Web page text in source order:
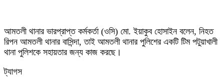
আমতলী থানার ভারপ্রাপ্ত কর্মকর্তা (ওসি) মো. ইয়াকুব হোসাইন বলেন, নিহত
রিপন আমতলী থানার বাসিন্দা, তাই আমতলী থানার পুলিশের একটি টিম পটুয়াখালী
থানা পুলিশকে সহায়তার জন্য কাজ করছে।
ট্যাগস